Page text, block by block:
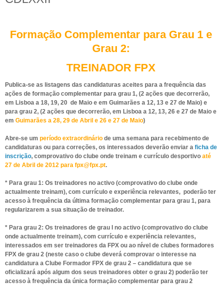
Formação Complementar para Grau 1 e
Grau 2:
TREINADOR FPX
Publica-se as listagens das candidaturas aceites para a frequência das
ações de formação complementar para grau 1, (2 ações que decorrerão,
em Lisboa a 18, 19, 20 de Maio e em Guimarães a 12, 13 e 27 de Maio) e
para grau 2, (2 ações que decorrerão, em Lisboa a 12, 13, 26 e 27 de Maio e
em Guimarães a 28, 29 de Abril e 26 e 27 de Maio)
Abre-se um período extraordinário de uma semana para recebimento de
candidaturas ou para correções, os interessados deverão enviar a ficha de
inscrição, comprovativo do clube onde treinam e currículo desportivo até
27 de Abril de 2012 para fpx@fpx.pt.
* Para grau 1: Os treinadores no activo (comprovativo do clube onde
actualmente treinam), com currículo e experiência relevantes, poderão ter
acesso à frequência da última formação complementar para grau 1, para
regularizarem a sua situação de treinador.
* Para grau 2: Os treinadores de grau I no activo (comprovativo do clube
onde actualmente treinam), com currículo e experiência relevantes,
interessados em ser treinadores da FPX ou ao nível de clubes formadores
FPX de grau 2 (neste caso o clube deverá comprovar o interesse na
candidatura a Clube Formador FPX de grau 2 – candidatura que se
oficializará após algum dos seus treinadores obter o grau 2) poderão ter
acesso à frequência da única formação complementar para grau 2